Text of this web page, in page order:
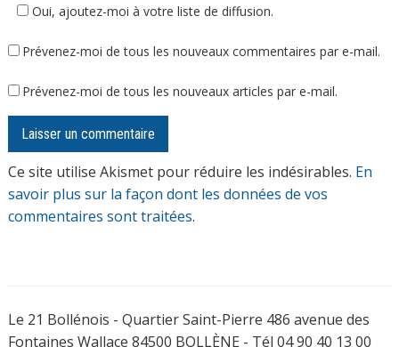
Oui, ajoutez-moi à votre liste de diffusion.
Prévenez-moi de tous les nouveaux commentaires par e-mail.
Prévenez-moi de tous les nouveaux articles par e-mail.
Ce site utilise Akismet pour réduire les indésirables. En
savoir plus sur la façon dont les données de vos
commentaires sont traitées.
Le 21 Bollénois - Quartier Saint-Pierre 486 avenue des
Fontaines Wallace 84500 BOLLÈNE - Tél 04 90 40 13 00